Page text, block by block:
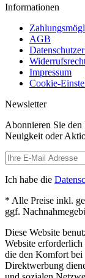
Informationen
AGB
Impressum
Cookie-
Newsletter
Abonnieren Sie den
Neuigkeit oder
Ich habe die
* Alle Preise inkl.
ggf.
Diese Website
Website erforderlich
die den Komfort bei
Direktwerbung